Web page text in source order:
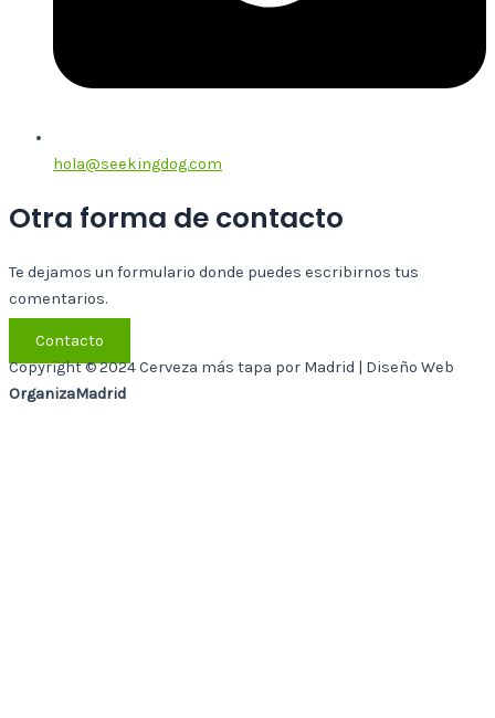
hola@seekingdog.com
Otra forma de contacto
Te dejamos un formulario donde puedes escribirnos tus
comentarios.
Contacto
Copyright © 2024 Cerveza más tapa por Madrid | Diseño Web
OrganizaMadrid